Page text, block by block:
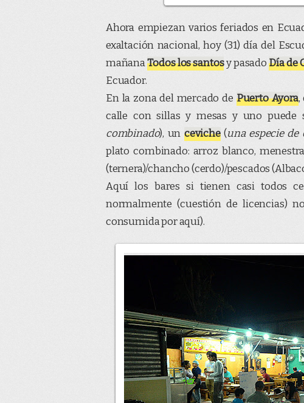
Ahora empiezan varios feriados en
exaltación nacional, hoy (31) día del
mañanaTodos los santosy pasadoDía de
Ecuador.
En la zona del mercado de Puerto Ayora,
calle con sillas y mesas y uno puede
combinado), un ceviche(una especie
plato combinado: arroz blanco,
(ternera)/chancho (cerdo)/pescados
Aquí los bares si tienen casi todos
normalmente (cuestión de licencias)
consumida por aquí).